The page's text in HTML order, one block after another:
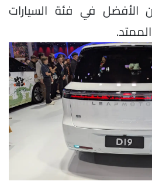
الأفضل في فئة السيارات